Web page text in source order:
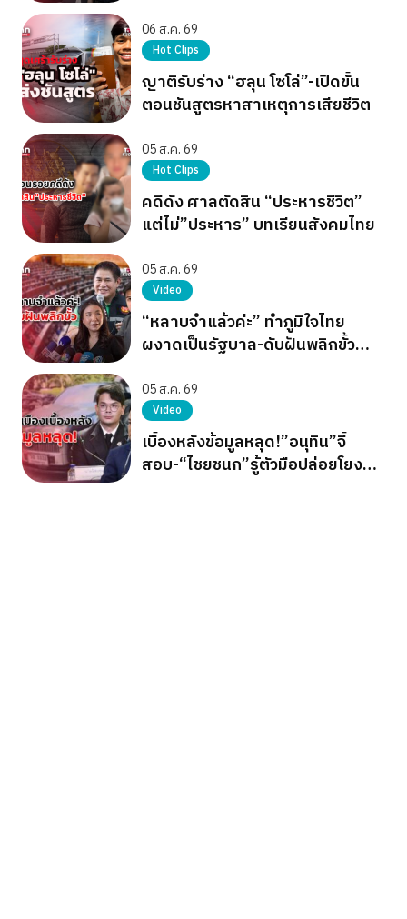
06 ส.ค. 69
Hot Clips
ญาติรับร่าง “ฮลุน โซโล่”-เปิดขั้น
ตอนชันสูตรหาสาเหตุการเสียชีวิต
05 ส.ค. 69
Hot Clips
คดีดัง ศาลตัดสิน “ประหารชีวิต”
แต่ไม่”ประหาร” บทเรียนสังคมไทย
05 ส.ค. 69
Video
“หลาบจำแล้วค่ะ” ทำภูมิใจไทย
ผงาดเป็นรัฐบาล-ดับฝันพลิกขั้ว
05 ส.ค. 69
Video
เบื้องหลังข้อมูลหลุด!”อนุทิน”จี้
สอบ-“ไชยชนก”รู้ตัวมือปล่อยโยง